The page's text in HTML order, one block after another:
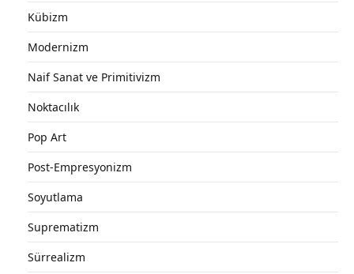
Kübizm
Modernizm
Naif Sanat ve Primitivizm
Noktacılık
Pop Art
Post-Empresyonizm
Soyutlama
Suprematizm
Sürrealizm